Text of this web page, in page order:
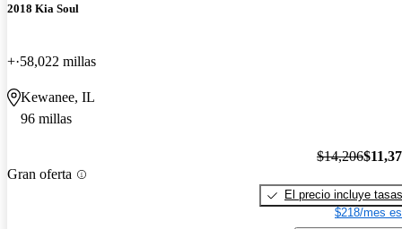
2018 Kia Soul
+ 58,022 millas
Kewanee, IL
96 millas
Gran oferta
$14,206
El precio incluye tasas
$218/mes